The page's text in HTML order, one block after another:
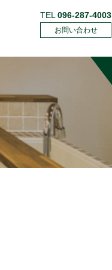
TEL 096-287-4003
お問い合わせ